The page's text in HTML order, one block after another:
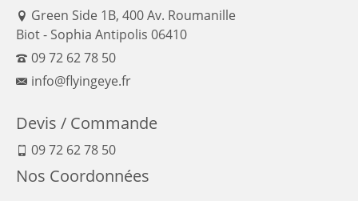
Green Side 1B, 400 Av. Roumanille
Biot - Sophia Antipolis 06410
09 72 62 78 50
info@flyingeye.fr
Devis / Commande
09 72 62 78 50
Nos Coordonnées